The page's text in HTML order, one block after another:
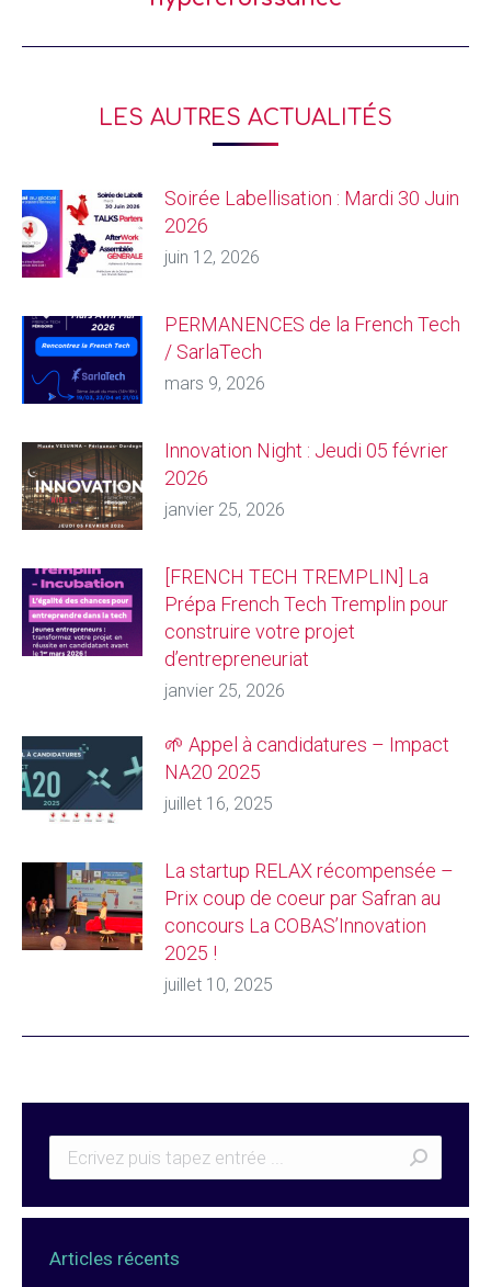
LES AUTRES ACTUALITÉS
Soirée Labellisation : Mardi 30 Juin
2026
juin 12, 2026
PERMANENCES de la French Tech
/ SarlaTech
mars 9, 2026
Innovation Night : Jeudi 05 février
2026
janvier 25, 2026
[FRENCH TECH TREMPLIN] La
Prépa French Tech Tremplin pour
construire votre projet
d’entrepreneuriat
janvier 25, 2026
🌱 Appel à candidatures – Impact
NA20 2025
juillet 16, 2025
La startup RELAX récompensée –
Prix coup de coeur par Safran au
concours La COBAS’Innovation
2025 !
juillet 10, 2025
Articles récents